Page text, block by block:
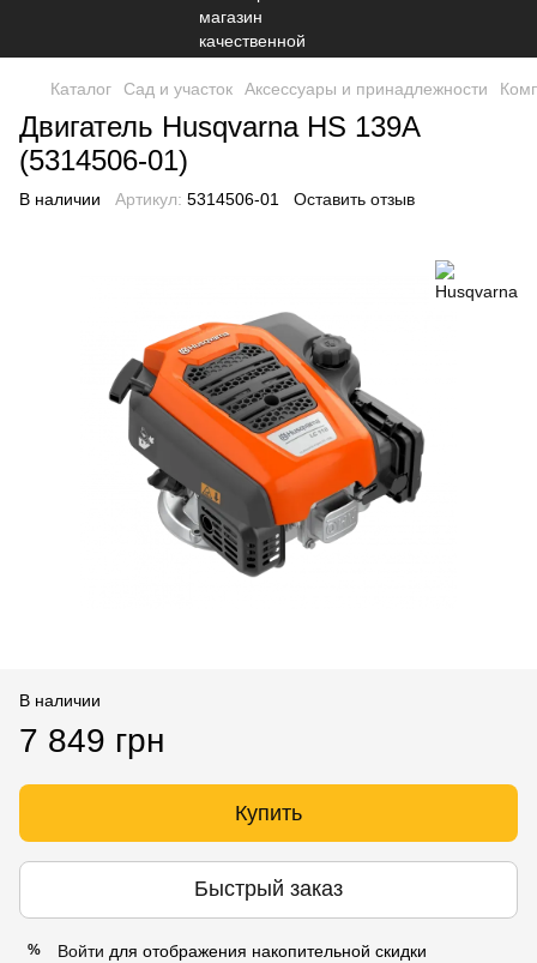
Каталог Сад и участок Аксессуары и принадлежности
Двигатель Husqvarna HS 139A
(5314506-01)
В наличии Артикул: 5314506-01 Оставить отзыв
В наличии
7 849 грн
Купить
Быстрый заказ
% Войти для отображения накопительной скидки